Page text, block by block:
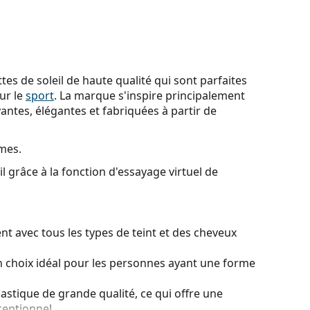
de soleil de haute qualité qui sont parfaites
lesport. La marque s'inspire principalement
élégantes et fabriquées à partir de
grâce à la fonction d'essayage virtuel de
avec tous les types de teint et des cheveux
choix idéal pour les personnes ayant une forme
de grande qualité, ce qui offre une